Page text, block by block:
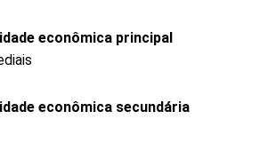
econômica principal
econômica secundária